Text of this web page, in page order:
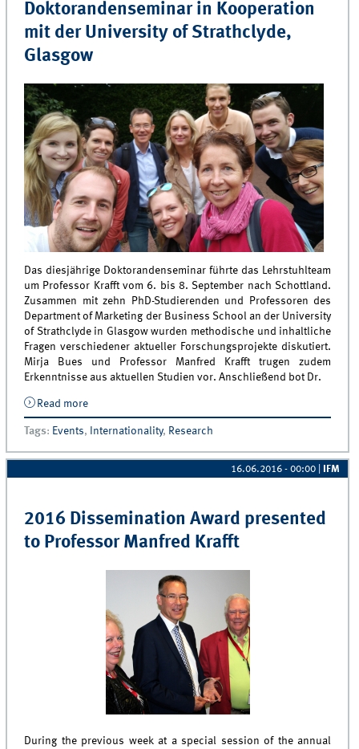
Doktorandenseminar in Kooperation
mit der University of Strathclyde,
Glasgow
Das diesjährige Doktorandenseminar führte das Lehrstuhlteam
um Professor Krafft vom 6. bis 8. September nach Schottland.
Zusammen mit zehn PhD-Studierenden und Professoren des
Department of Marketing der Business School an der University
of Strathclyde in Glasgow wurden methodische und inhaltliche
Fragen verschiedener aktueller Forschungsprojekte diskutiert.
Mirja Bues und Professor Manfred Krafft trugen zudem
Erkenntnisse aus aktuellen Studien vor. Anschließend bot Dr.
Read moreabout Doktorandenseminar in Kooperation mit der
University of Strathclyde, Glasgow
Tags: Events, Internationality, Research
16.06.2016 - 00:00 IFM
2016 Dissemination Award presented
to Professor Manfred Krafft
During the previous week at a special session of the annual